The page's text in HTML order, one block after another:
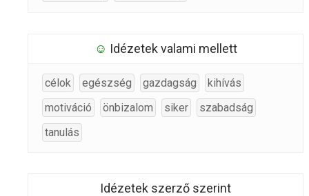
☺ Idézetek valami mellett
célok egészség gazdagság
kihívás
motiváció
önbizalom siker
szabadság
tanulás
Idézetek szerző szerint